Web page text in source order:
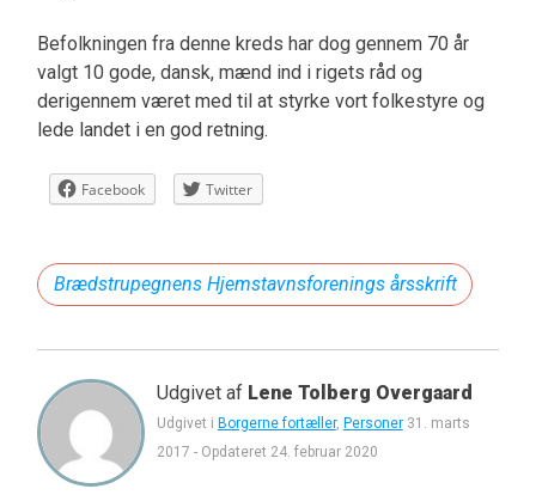
Befolkningen fra denne kreds har dog gennem 70 år
valgt 10 gode, dansk, mænd ind i rigets råd og
derigennem været med til at styrke vort folkestyre og
lede landet i en god retning.
Facebook Twitter
Brædstrupegnens Hjemstavnsforenings årsskrift
Udgivet af Lene Tolberg Overgaard
Udgivet i Borgerne fortæller, Personer 31. marts
2017 - Opdateret 24. februar 2020